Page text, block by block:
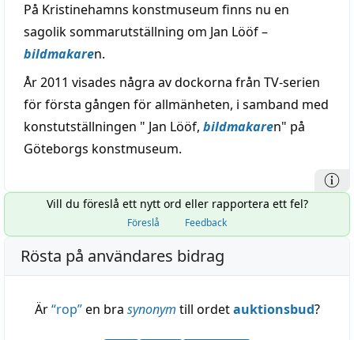
På Kristinehamns konstmuseum finns nu en
sagolik sommarutställning om Jan Lööf –
bildmakaren.
År 2011 visades några av dockorna från TV-serien
för första gången för allmänheten, i samband med
konstutställningen " Jan Lööf, bildmakaren" på
Göteborgs konstmuseum.
Vill du föreslå ett nytt ord eller rapportera ett fel?
Föreslå Feedback
Rösta på användares bidrag
Är“rop”en bra synonym till ordetauktionsbud?